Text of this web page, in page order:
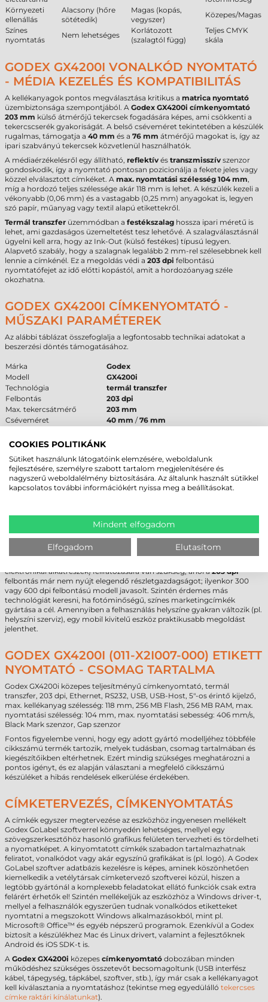
Környezeti
ellenállás
Alacsony (hőre
sötétedik)
Magas (kopás,
vegyszer)
Közepes/Magas
Színes
nyomtatás
Nem lehetséges
Korlátozott
(szalagtól függ)
Teljes CMYK
skála
GODEX GX4200I VONALKÓD NYOMTATÓ
- MÉDIA KEZELÉS ÉS KOMPATIBILITÁS
A kellékanyagok pontos megválasztása kritikus a matrica nyomtató
üzembiztonsága szempontjából. A Godex GX4200i címkenyomtató
203 mm külső átmérőjű tekercsek fogadására képes, ami csökkenti a
tekercscserék gyakoriságát. A belső cséveméret tekintetében a készülék
rugalmas, támogatja a 40 mm és a 76 mm átmérőjű magokat is, így az
ipari szabványú tekercsek közvetlenül használhatók.
A médiaérzékelésről egy állítható, reflektív és transzmisszív szenzor
gondoskodik, így a nyomtató pontosan pozicionálja a fekete jeles vagy
közzel elválasztott címkéket. A max. nyomtatási szélesség 104 mm,
míg a hordozó teljes szélessége akár 118 mm is lehet. A készülék kezeli a
vékonyabb (0,06 mm) és a vastagabb (0,25 mm) anyagokat is, legyen
szó papír, műanyag vagy textil alapú etikettekről.
Termál transzfer üzemmódban a festékszalag hossza ipari méretű is
lehet, ami gazdaságos üzemeltetést tesz lehetővé. A szalagválasztásnál
ügyelni kell arra, hogy az Ink-Out (külső festékes) típusú legyen.
Alapvető szabály, hogy a szalagnak legalább 2 mm-rel szélesebbnek kell
lennie a címkénél. Ez a megoldás védi a 203 dpi felbontású
nyomtatófejet az idő előtti kopástól, amit a hordozóanyag széle
okozhatna.
GODEX GX4200I CÍMKENYOMTATÓ -
MŰSZAKI PARAMÉTEREK
Az alábbi táblázat összefoglalja a legfontosabb technikai adatokat a
beszerzési döntés támogatásához.
Márka
Godex
Modell
GX4200i
Technológia
termál transzfer
Felbontás
203 dpi
Max. tekercsátmérő
203 mm
Cséveméret
40 mm /76 mm
Garancia
FELHASZNÁLÁSI TERÜLETEK ÉS „MIKOR
NEM EZ A MEGFELELŐ VÁLASZTÁS?”
kereskedelmi elosztó központokban. Alkalmas nagy mennyiségű
szállítási etikett, leltári matrica és termékjelölő címke gyors előállítására.
Aközepeskategória és a406 mm/s
sebesség alkalmassá teszi intenzív,
akár több műszakos munkavégzésre is.
elektronikai alkatrészek) feliratozására van szükség, ahol a203 dpi
felbontás már nem nyújt elegendő részletgazdagságot; ilyenkor 300
vagy 600 dpi felbontású modell javasolt. Szintén érdemes más
technológiát keresni, ha fotóminőségű, színes marketingcímkék
gyártása a cél. Amennyiben a felhasználás helyszíne gyakran változik (pl.
helyszíni szerviz), egy mobil kivitelű eszköz praktikusabb megoldást
jelenthet.
GODEX GX4200I (011-X2I007-000) ETIKETT
NYOMTATÓ - CSOMAG TARTALMA
Godex GX4200i közepes teljesítményű címkenyomtató, termál
transzfer, 203 dpi, Ethernet, RS232, USB, USB-Host, 5"-os érintő kijelző,
max. kellékanyag szélesség: 118 mm, 256 MB Flash, 256 MB RAM, max.
nyomtatási szélesség: 104 mm, max. nyomtatási sebesség: 406 mm/s,
Black Mark szenzor, Gap szenzor
Fontos figyelembe venni, hogy egy adott gyártó modelljéhez többféle
cikkszámú termék tartozik, melyek tudásban, csomag tartalmában és
kiegészítőikben eltérhetnek. Ezért mindig szükséges meghatározni a
pontos igényt, és ez alapján választani a megfelelő cikkszámú
készüléket a hibás rendelések elkerülése érdekében.
CÍMKETERVEZÉS, CÍMKENYOMTATÁS
A címkék egyszer megtervezése az eszközhöz ingyenesen mellékelt
Godex GoLabel szoftverrel könnyedén lehetséges, mellyel egy
szövegszerkesztőhöz hasonló grafikus felületen tervezheti és tördelheti
a nyomatképet. A kinyomtatott címkék szabadon tartalmazhatnak
feliratot, vonalkódot vagy akár egyszínű grafikákat is (pl. logó). A Godex
GoLabel szoftver adatbázis kezelésre is képes, aminek köszönhetően
kiemelkedik a vetélytársak címketervező szoftverei közül, hiszen a
legtöbb gyártónál a komplexebb feladatokat ellátó funkciók csak extra
felárért érhetők el! Szintén mellékeljük az eszközhöz a Windows driver-t,
mellyel a felhasználók egyszerűen tudnak vonalkódos etiketteket
nyomtatni a megszokott Windows alkalmazásokból, mint pl.
Microsoft® Office™ és egyéb népszerű programok. Ezenkívül a Godex
biztosít a készülékhez Mac és Linux drivert, valamint a fejlesztőknek
Android és iOS SDK-t is.
A Godex GX4200i közepes címkenyomtató dobozában minden
működéshez szükséges összetevőt becsomagoltunk (USB interfész
kábel, tápegység, tápkábel, szoftver, stb.), így már csak a kellékanyagot
kell kiválasztania a nyomtatáshoz (tekintse meg egyedülálló tekercses
címke raktári kínálatunkat).
COOKIES POLITIKÁNK
Sütiket használunk látogatóink elemzésére, weboldalunk
fejlesztésére, személyre szabott tartalom megjelenítésére és
nagyszerű weboldalélmény biztosítására. Az általunk használt sütikkel
kapcsolatos további információkért nyissa meg a beállításokat.
Mindent elfogadom
Elfogadom Elutasítom